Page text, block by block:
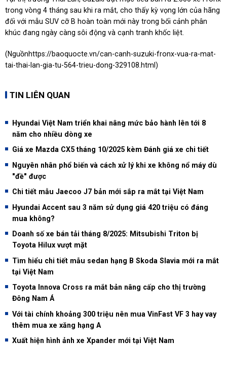
trong vòng 4 tháng sau khi ra mắt, cho thấy kỳ vọng lớn của hãng
đối với mẫu SUV cỡ B hoàn toàn mới này trong bối cảnh phân
khúc đang ngày càng sôi động và cạnh tranh khốc liệt.
(Nguồnhttps://baoquocte.vn/can-canh-suzuki-fronx-vua-ra-mat-
tai-thai-lan-gia-tu-564-trieu-dong-329108.html)
TIN LIÊN QUAN
Hyundai Việt Nam triển khai nâng mức bảo hành lên tới 8
năm cho nhiều dòng xe
Giá xe Mazda CX5 tháng 10/2025 kèm Đánh giá xe chi tiết
Nguyên nhân phổ biến và cách xử lý khi xe không nổ máy dù
"đề" được
Chi tiết mẫu Jaecoo J7 bản mới sắp ra mắt tại Việt Nam
Hyundai Accent sau 3 năm sử dụng giá 420 triệu có đáng
mua không?
Doanh số xe bán tải tháng 8/2025: Mitsubishi Triton bị
Toyota Hilux vượt mặt
Tìm hiểu chi tiết mẫu sedan hạng B Skoda Slavia mới ra mắt
tại Việt Nam
Toyota Innova Cross ra mắt bản nâng cấp cho thị trường
Đông Nam Á
Với tài chính khoảng 300 triệu nên mua VinFast VF 3 hay vay
thêm mua xe xăng hạng A
Xuất hiện hình ảnh xe Xpander mới tại Việt Nam